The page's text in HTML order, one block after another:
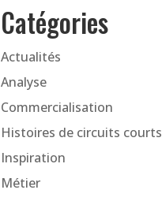
Catégories
Actualités
Analyse
Commercialisation
Histoires de circuits courts
Inspiration
Métier